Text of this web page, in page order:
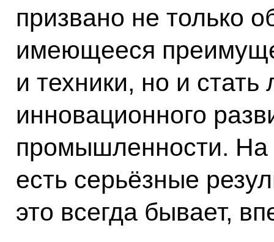
призвано не только
имеющееся
и техники, но и
инновационного
промышленности. На
есть серьёзные
это всегда бывает,